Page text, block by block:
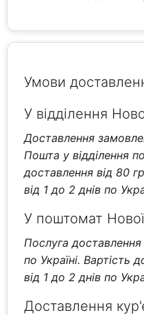
Умови
У відділення
Доставлення
Пошта у відділення
доставлення від 80
від 1 до 2 днів по
У поштомат
Послуга
по Україні. Вартість
від 1 до 2 днів по
Доставлення